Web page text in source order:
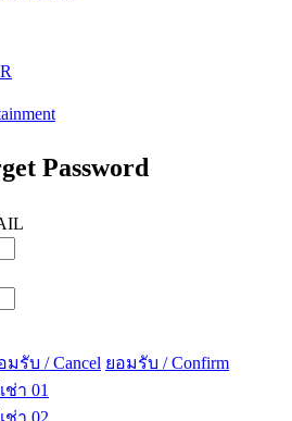
Password
มรับ / Cancel ยอมรับ / Confirm